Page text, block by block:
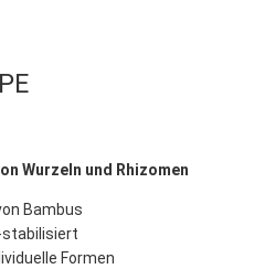
Wurzeln und Rhizomen
Bambus
stabilisiert
Formen